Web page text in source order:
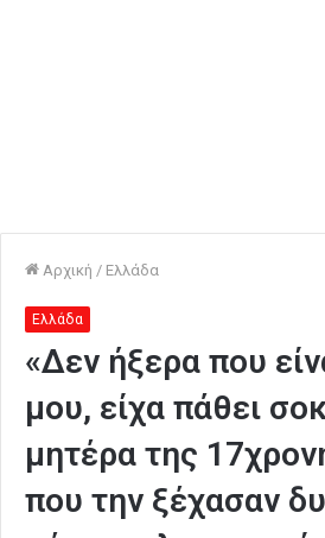
Αρχική / Ελλάδα
Ελλάδα
«Δεν ήξερα που
μου, είχα πάθει
μητέρα της
που την ξέχασαν